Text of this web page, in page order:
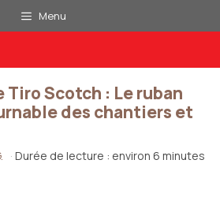
Menu
Tiro Scotch : Le ruban
des chantiers et
· Durée de lecture : environ 6 minutes